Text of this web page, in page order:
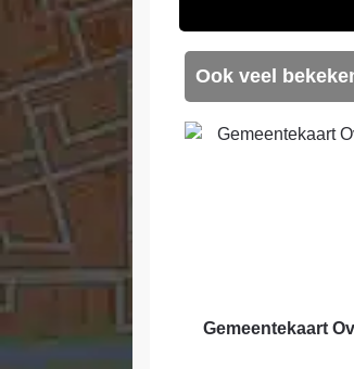
Ook veel
Gemeentekaart